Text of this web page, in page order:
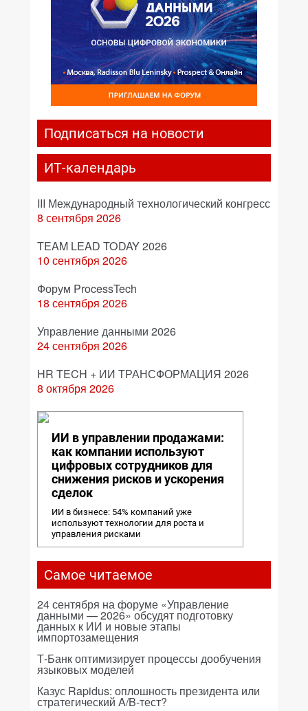
Подписаться на новости
ИТ-календарь
III Международный технологический конгресс
8 сентября 2026
TEAM LEAD TODAY 2026
10 сентября 2026
Форум ProcessTech
18 сентября 2026
Управление данными 2026
24 сентября 2026
HR TECH + ИИ ТРАНСФОРМАЦИЯ 2026
8 октября 2026
ИИ в управлении продажами:
как компании используют
цифровых сотрудников для
снижения рисков и ускорения
сделок
ИИ в бизнесе: 54% компаний уже
используют технологии для роста и
управления рисками
Самое читаемое
24 сентября на форуме «Управление
данными — 2026» обсудят подготовку
данных к ИИ и новые этапы
импортозамещения
Т-Банк оптимизирует процессы дообучения
языковых моделей
Казус Rapidus: оплошность президента или
стратегический A/B-тест?